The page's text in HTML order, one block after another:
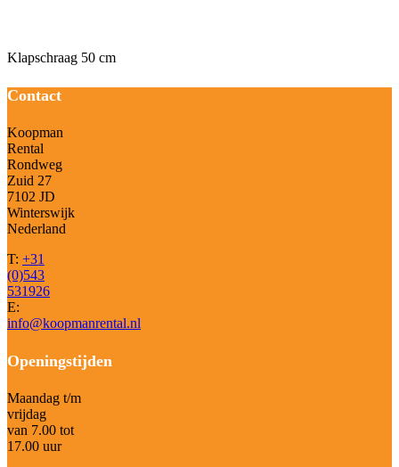
Klapschraag 50 cm
Contact
Koopman
Rental
Rondweg
Zuid 27
7102 JD
Winterswijk
Nederland
T: +31
(0)543
531926
E:
info@koopmanrental.nl
Openingstijden
Maandag t/m
vrijdag
van 7.00 tot
17.00 uur